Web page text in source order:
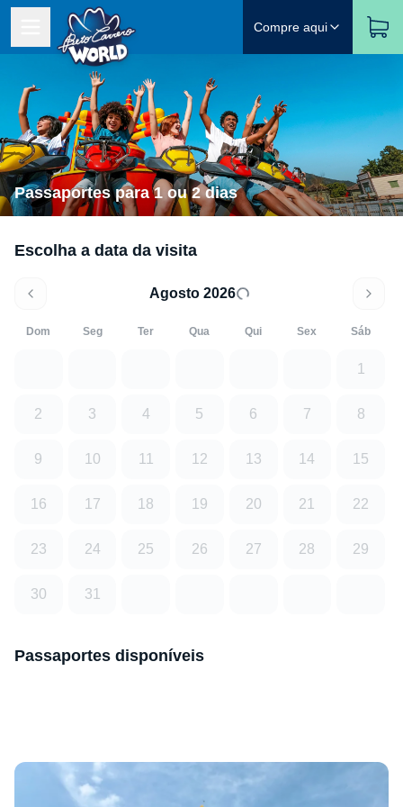
Compre aqui
Passaportes para 1 ou 2 dias
Escolha a data da visita
Agosto 2026
Dom Seg Ter Qua Qui Sex Sáb
1
2 3 4 5 6 7 8
9 10 11 12 13 14 15
16 17 18 19 20 21 22
23 24 25 26 27 28 29
30 31
Passaportes disponíveis